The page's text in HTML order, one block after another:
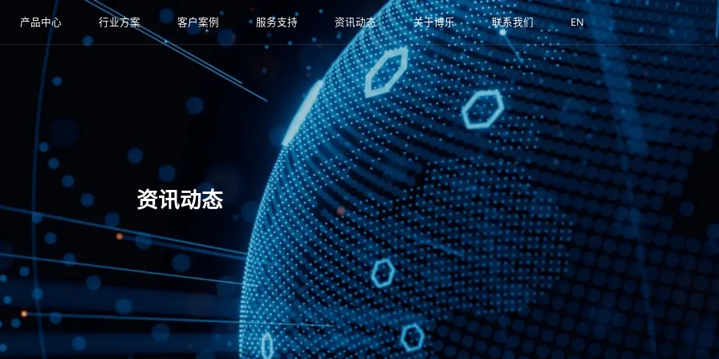
产品中心 行业方案 客户案例 服务支持 资讯动态 关于博乐 联系我们 EN
资讯动态